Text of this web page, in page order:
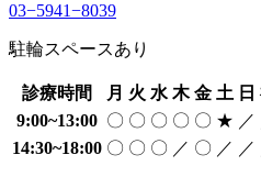
03−5941−8039
駐輪スペースあり
診療時間 月 火 水 木 金 土 日
9:00~13:00 〇 〇 〇 〇 〇 ★ ／
14:30~18:00 〇 〇 〇 ／ 〇 ／ ／